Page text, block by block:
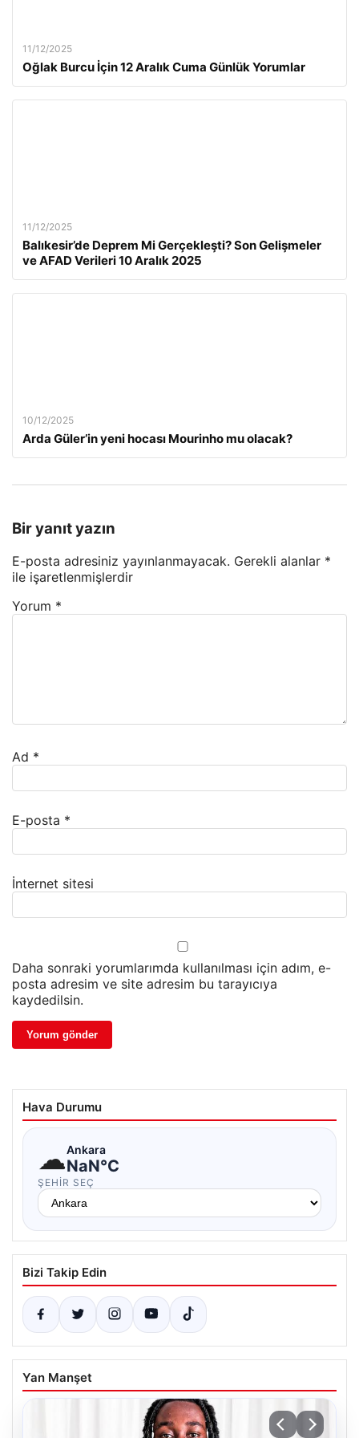
11/12/2025
Oğlak Burcu İçin 12 Aralık Cuma Günlük Yorumlar
11/12/2025
Balıkesir’de Deprem Mi Gerçekleşti? Son Gelişmeler
ve AFAD Verileri 10 Aralık 2025
10/12/2025
Arda Güler’in yeni hocası Mourinho mu olacak?
Bir yanıt yazın
E-posta adresiniz yayınlanmayacak. Gerekli alanlar *
ile işaretlenmişlerdir
Yorum *
Ad *
E-posta *
İnternet sitesi
Daha sonraki yorumlarımda kullanılması için adım, e-
posta adresim ve site adresim bu tarayıcıya
kaydedilsin.
Hava Durumu
☁Ankara
NaN°C
ŞEHIR SEÇ
Bizi Takip Edin
Yan Manşet